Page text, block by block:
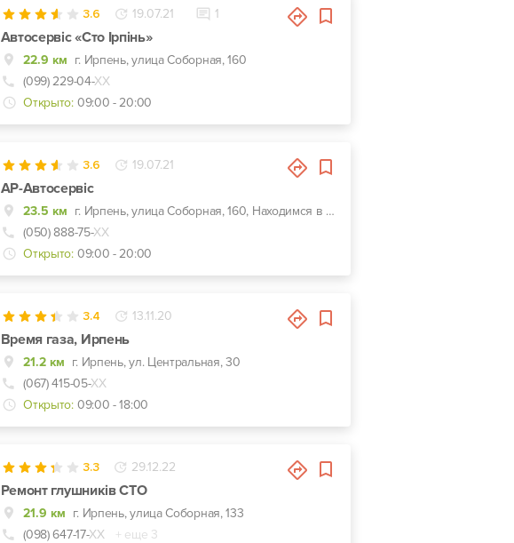
3.6 19.07.21 1
Автосервіс «Сто Ірпінь»
22.9 км г. Ирпень, улица Соборная, 160
(099) 229-04-ХХ
Открыто: 09:00 - 20:00
3.6 19.07.21
АР-Автосервіс
23.5 км
г. Ирпень, улица Соборная, 160, Находимся в г.Буча,ул.Шевченка 25
(050) 888-75-ХХ
Открыто: 09:00 - 20:00
3.4 13.11.20
Время газа, Ирпень
21.2 км г. Ирпень, ул. Центральная, 30
(067) 415-05-ХХ
Открыто: 09:00 - 18:00
3.3 29.12.22
Ремонт глушників СТО
21.9 км г. Ирпень, улица Соборная, 133
(098) 647-17-ХХ
+ еще 3